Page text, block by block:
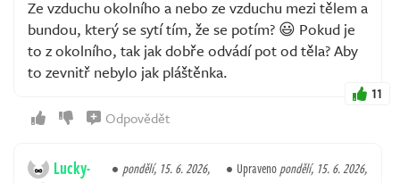
Ze vzduchu okolního a nebo ze vzduchu mezi tělem a
bundou, který se sytí tím, že se potím? 😃 Pokud je
to z okolního, tak jak dobře odvádí pot od těla? Aby
to zevnitř nebylo jak pláštěnka.
11
Odpovědět
Lucky-
pondělí, 15. 6. 2026,
Upravenopondělí, 15. 6. 2026,